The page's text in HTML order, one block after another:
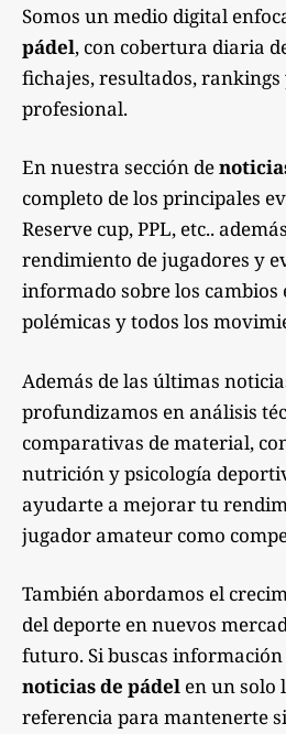
Somos un medio digital
pádel, con cobertura diaria
fichajes, resultados,
profesional.
En nuestra sección de
completo de los principales
Reserve cup, PPL, etc..
rendimiento de jugadores y
informado sobre los cambios
polémicas y todos los
Además de las últimas
profundizamos en análisis
comparativas de material,
nutrición y psicología
ayudarte a mejorar tu
jugador amateur como
También abordamos el
del deporte en nuevos
futuro. Si buscas
noticias de pádel en un solo
referencia para mantenerte